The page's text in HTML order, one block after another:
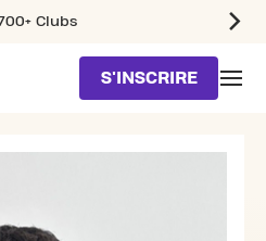
Clubs
S'INSCRIRE